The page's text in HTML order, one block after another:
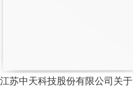
江苏中天科技股份有限公司关于